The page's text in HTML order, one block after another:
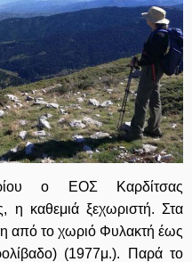
ο ΕΟΣ Καρδίτσας
η καθεμιά ξεχωριστή. Στα
από το χωριό Φυλακτή έως
(1977μ.). Παρά το